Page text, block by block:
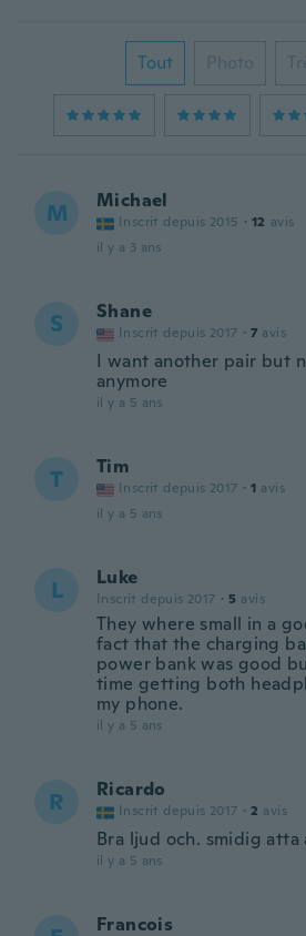
Tout Photo
M Michael
Inscrit depuis 2015 · 12 avis
il y a 3 ans
S Shane
Inscrit depuis 2017 · 7 avis
I want another pair but
anymore
il y a 5 ans
T Tim
Inscrit depuis 2017 · 1 avis
il y a 5 ans
L Luke
Inscrit depuis 2017 · 5 avis
They where small in a
fact that the charging
power bank was good
time getting both
my phone.
il y a 5 ans
R Ricardo
Inscrit depuis 2017 · 2 avis
Bra ljud och. smidig atta
il y a 5 ans
Francois